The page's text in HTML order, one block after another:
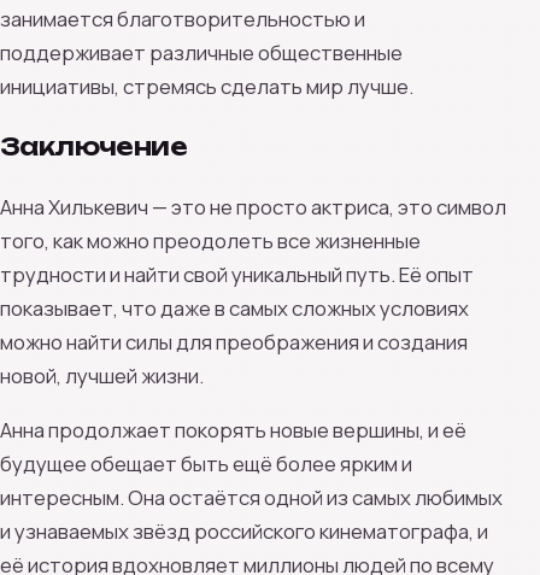
занимается благотворительностью и
поддерживает различные общественные
инициативы, стремясь сделать мир лучше.
Заключение
Анна Хилькевич — это не просто актриса, это символ
того, как можно преодолеть все жизненные
трудности и найти свой уникальный путь. Её опыт
показывает, что даже в самых сложных условиях
можно найти силы для преображения и создания
новой, лучшей жизни.
Анна продолжает покорять новые вершины, и её
будущее обещает быть ещё более ярким и
интересным. Она остаётся одной из самых любимых
и узнаваемых звёзд российского кинематографа, и
её история вдохновляет миллионы людей по всему